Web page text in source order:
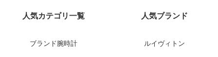
人気カテゴリ一覧
ブランド腕時計
人気ブランド
ルイヴィトン